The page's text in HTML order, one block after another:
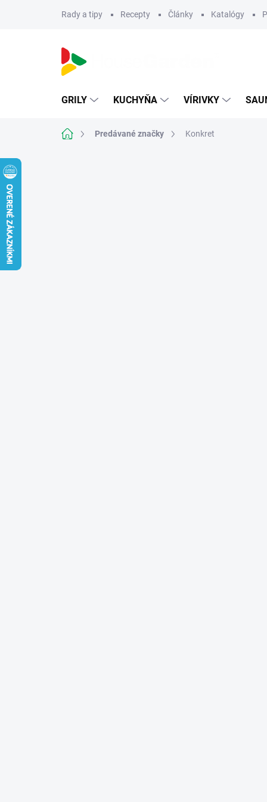
Rady a tipy Recepty Články Katalógy
GRILY KUCHYŇA VÍRIVKY
DomovPredávané značky Konkret